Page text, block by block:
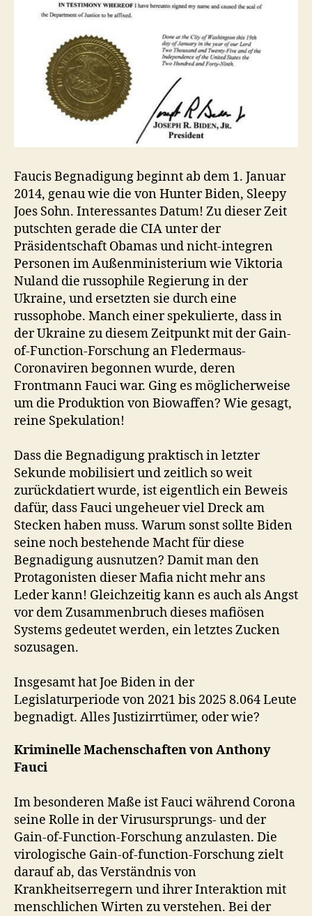
Faucis Begnadigung beginnt ab dem 1. Januar
2014, genau wie die von Hunter Biden, Sleepy
Joes Sohn. Interessantes Datum! Zu dieser Zeit
putschten gerade die CIA unter der
Präsidentschaft Obamas und nicht-integren
Personen im Außenministerium wie Viktoria
Nuland die russophile Regierung in der
Ukraine, und ersetzten sie durch eine
russophobe. Manch einer spekulierte, dass in
der Ukraine zu diesem Zeitpunkt mit der Gain-
of-Function-Forschung an Fledermaus-
Coronaviren begonnen wurde, deren
Frontmann Fauci war. Ging es möglicherweise
um die Produktion von Biowaffen? Wie gesagt,
reine Spekulation!
Dass die Begnadigung praktisch in letzter
Sekunde mobilisiert und zeitlich so weit
zurückdatiert wurde, ist eigentlich ein Beweis
dafür, dass Fauci ungeheuer viel Dreck am
Stecken haben muss. Warum sonst sollte Biden
seine noch bestehende Macht für diese
Begnadigung ausnutzen? Damit man den
Protagonisten dieser Mafia nicht mehr ans
Leder kann! Gleichzeitig kann es auch als Angst
vor dem Zusammenbruch dieses mafiösen
Systems gedeutet werden, ein letztes Zucken
sozusagen.
Insgesamt hat Joe Biden in der
Legislaturperiode von 2021 bis 2025 8.064 Leute
begnadigt. Alles Justizirrtümer, oder wie?
Kriminelle Machenschaften von Anthony
Fauci
Im besonderen Maße ist Fauci während Corona
seine Rolle in der Virusursprungs- und der
Gain-of-Function-Forschung anzulasten. Die
virologische Gain-of-function-Forschung zielt
darauf ab, das Verständnis von
Krankheitserregern und ihrer Interaktion mit
menschlichen Wirten zu verstehen. Bei der